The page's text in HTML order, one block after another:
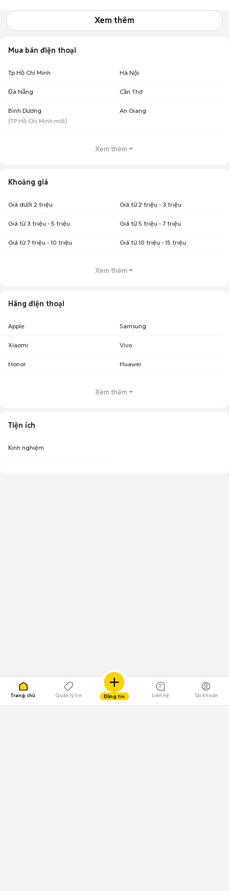
Trang chủ Quản lý tin Đăng tin Liên hệ Tài khoản
Xem thêm
Mua bán điện thoại
Tp Hồ Chí Minh Hà Nội
Đà Nẵng Cần Thơ
Bình Dương
(TP Hồ Chí Minh mới)
An Giang
Xem thêm
Khoảng giá
Giá dưới 2 triệu Giá từ 2 triệu - 3 triệu
Giá từ 3 triệu - 5 triệu Giá từ 5 triệu - 7 triệu
Giá từ 7 triệu - 10 triệu Giá từ 10 triệu - 15 triệu
Xem thêm
Hãng điện thoại
Apple Samsung
Xiaomi Vivo
Honor Huawei
Xem thêm
Tiện ích
Kinh nghiệm